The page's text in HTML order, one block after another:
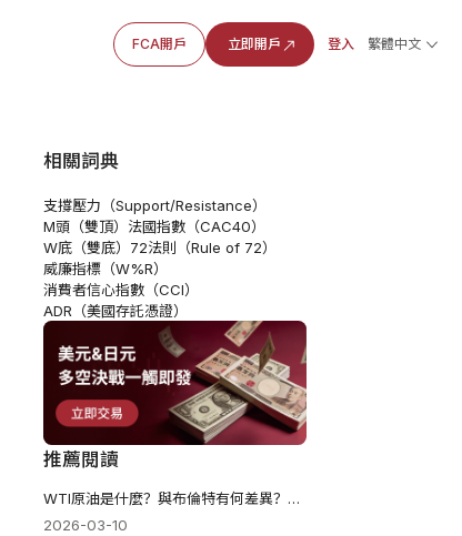
FCA開戶 立即開戶 登入 繁體中文
相關詞典
支撐壓力（Support/Resistance）
M頭（雙頂） 法國指數（CAC40）
W底（雙底） 72法則（Rule of 72）
威廉指標（W%R）
消費者信心指數（CCI）
ADR（美國存託憑證）
推薦閱讀
WTI原油是什麼？與布倫特有何差異？期貨投資要留意負價！
2026-03-10